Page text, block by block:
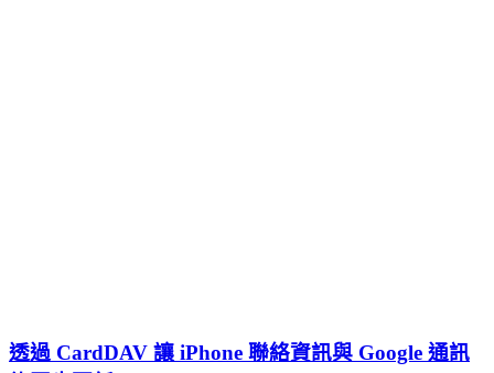
透過 CardDAV 讓 iPhone 聯絡資訊與 Google 通訊